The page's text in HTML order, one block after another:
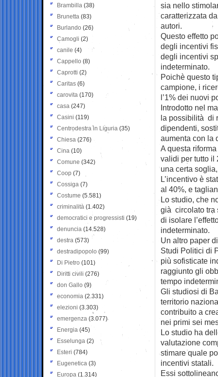
sia nello
caratterizzata
autori.
Questo effetto
degli incentivi
degli incentivi
indeterminato.
Poichè questo
campione, i
l’1% dei nuovi
Introdotto nel
la possibilità di
dipendenti,
aumenta con la
A questa
validi per tutto il
una certa
L’incentivo è
al 40%, e
Lo studio, che
già circolato tra
di isolare
indeterminato.
Un altro paper
Studi Politici di
più sofisticate
raggiunto gli
tempo
Gli studiosi di
territorio
contribuito a
nei primi sei
Lo studio ha
valutazione
stimare quale
incentivi statali.
Essi
Brambilla (38)
Brunetta (83)
Burlando (26)
Camogli (2)
canile (4)
Cappello (8)
Caprotti (2)
Caritas (6)
carovita (170)
casa (247)
Casini (119)
Centrodestra in Liguria (35)
Chiesa (276)
Cina (10)
Comune (342)
Coop (7)
Cossiga (7)
Costume (5.581)
criminalità (1.402)
democratici e progressisti (19)
denuncia (14.528)
destra (573)
destradipopolo (99)
Di Pietro (101)
Diritti civili (276)
don Gallo (9)
economia (2.331)
elezioni (3.303)
emergenza (3.077)
Energia (45)
Esselunga (2)
Esteri (784)
Eugenetica (3)
Europa (1.314)